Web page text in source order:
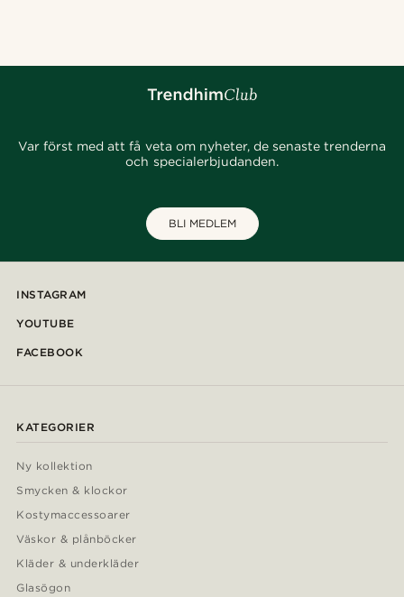
Var först med att få veta om nyheter, de senaste trenderna
och specialerbjudanden.
BLI MEDLEM
INSTAGRAM
YOUTUBE
FACEBOOK
KATEGORIER
Ny kollektion
Smycken & klockor
Kostymaccessoarer
Väskor & plånböcker
Kläder & underkläder
Glasögon